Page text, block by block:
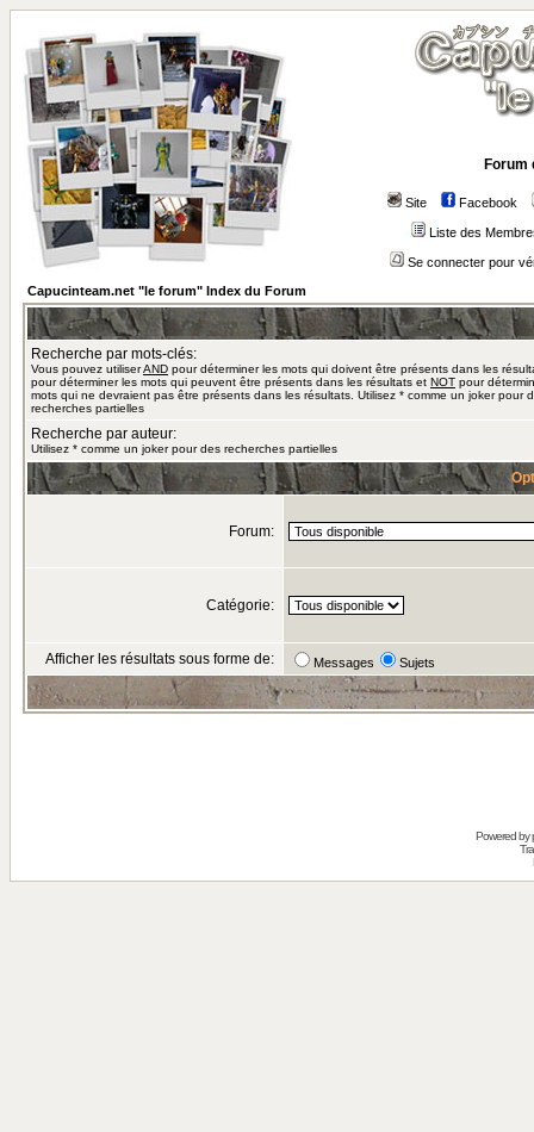
Forum
Site Facebook
Liste des
Se connecter pour
Capucinteam.net "le forum" Index du Forum
Recherche par mots-clés:
Vous pouvez utiliserAND pour déterminer les mots qui doivent être présents dans les
pour déterminer les mots qui peuvent être présents dans les résultats et NOT pour
mots qui ne devraient pas être présents dans les résultats. Utilisez * comme un joker pour
recherches partielles
Recherche par auteur:
Utilisez * comme un joker pour des recherches partielles
Forum:
Catégorie:
Afficher les résultats sous forme de: Messages Sujets
Powered by